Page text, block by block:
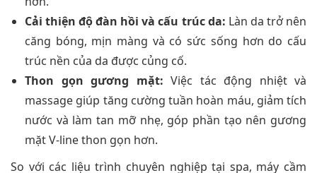
Cải thiện độ đàn hồi và cấu trúc da: Làn da trở nên
căng bóng, mịn màng và có sức sống hơn do cấu
trúc nền của da được củng cố.
Thon gọn gương mặt: Việc tác động nhiệt và
massage giúp tăng cường tuần hoàn máu, giảm tích
nước và làm tan mỡ nhẹ, góp phần tạo nên gương
mặt V-line thon gọn hơn.
So với các liệu trình chuyên nghiệp tại spa, máy cầm